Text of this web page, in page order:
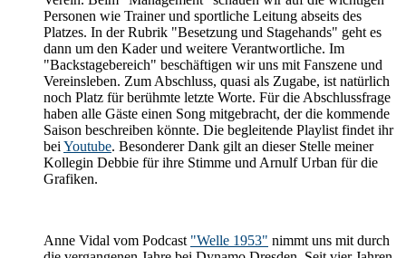
Personen wie Trainer und sportliche Leitung abseits des
Platzes. In der Rubrik "Besetzung und Stagehands" geht es
dann um den Kader und weitere Verantwortliche. Im
"Backstagebereich" beschäftigen wir uns mit Fanszene und
Vereinsleben. Zum Abschluss, quasi als Zugabe, ist natürlich
noch Platz für berühmte letzte Worte. Für die Abschlussfrage
haben alle Gäste einen Song mitgebracht, der die kommende
Saison beschreiben könnte. Die begleitende Playlist findet ihr
bei Youtube. Besonderer Dank gilt an dieser Stelle meiner
Kollegin Debbie für ihre Stimme und Arnulf Urban für die
Grafiken.
Anne Vidal vom Podcast "Welle 1953" nimmt uns mit durch